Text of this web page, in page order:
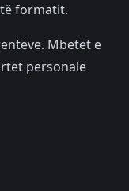
formatit.
Mbetet e
personale